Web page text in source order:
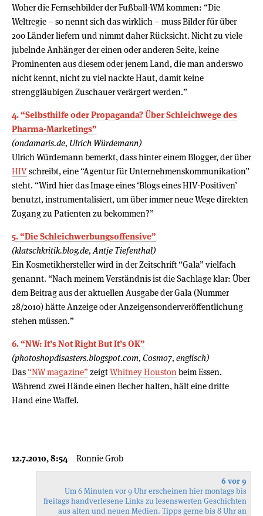
Woher die Fernsehbilder der Fußball-WM kommen: “Die
Weltregie – so nennt sich das wirklich – muss Bilder für über
200 Länder liefern und nimmt daher Rücksicht. Nicht zu viele
jubelnde Anhänger der einen oder anderen Seite, keine
Prominenten aus diesem oder jenem Land, die man anderswo
nicht kennt, nicht zu viel nackte Haut, damit keine
strenggläubigen Zuschauer verärgert werden.”
4. “Selbsthilfe oder Propaganda? Über Schleichwege des
Pharma-Marketings”
(ondamaris.de, Ulrich Würdemann)
Ulrich Würdemann bemerkt, dass hinter einem Blogger, der über
HIVschreibt, eine “Agentur für Unternehmenskommunikation”
steht. “Wird hier das Image eines ‘Blogs eines HIV-Positiven’
benutzt, instrumentalisiert, um über immer neue Wege direkten
Zugang zu Patienten zu bekommen?”
5. “Die Schleichwerbungsoffensive”
(klatschkritik.blog.de, Antje Tiefenthal)
Ein Kosmetikhersteller wird in der Zeitschrift “Gala” vielfach
genannt. “Nach meinem Verständnis ist die Sachlage klar: Über
dem Beitrag aus der aktuellen Ausgabe der Gala (Nummer
28/2010) hätte Anzeige oder Anzeigensonderveröffentlichung
stehen müssen.”
6. “NW: It’s Not Right But It’s OK”
(photoshopdisasters.blogspot.com, Cosmo7, englisch)
Das “NW magazine” zeigtWhitney Houston beim Essen.
Während zwei Hände einen Becher halten, hält eine dritte
Hand eine Waffel.
12.7.2010, 8:54 Ronnie Grob
6 vor 9
Um 6 Minuten vor 9 Uhr erscheinen hier montags bis
freitags handverlesene Links zu lesenswerten Geschichten
aus alten und neuen Medien. Tipps gerne bis 8 Uhr an